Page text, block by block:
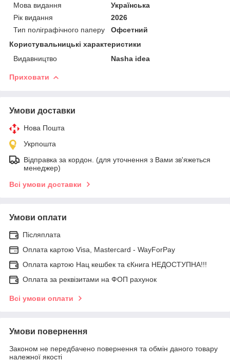
Мова видання
Українська
Рік видання
2026
Тип поліграфічного паперу
Офсетний
Користувальницькі характеристики
Видавництво
Nasha idea
Приховати
Умови доставки
Нова Пошта
Укрпошта
Відправка за кордон. (для уточнення з Вами зв'яжеться
менеджер)
Всі умови доставки
Умови оплати
Післяплата
Оплата картою Visa, Mastercard - WayForPay
Оплата картою Нац кешбек та єКнига НЕДОСТУПНА!!!
Оплата за реквізитами на ФОП рахунок
Всі умови оплати
Умови повернення
Законом не передбачено повернення та обмін даного товару
належної якості